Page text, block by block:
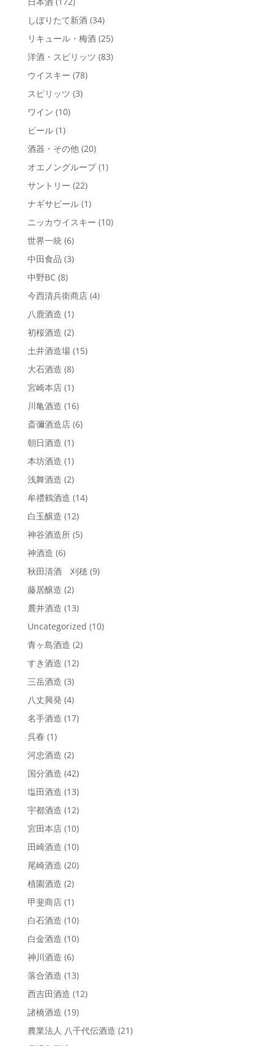
しぼりたて新酒 (34)
リキュール・梅酒 (25)
洋酒・スピリッツ (83)
ウイスキー (78)
スピリッツ (3)
ワイン (10)
ビール (1)
酒器・その他 (20)
オエノングループ (1)
サントリー (22)
ナギサビール (1)
ニッカウイスキー (10)
世界一統 (6)
中田食品 (3)
中野BC (8)
今西清兵衛商店 (4)
八鹿酒造 (1)
初桜酒造 (2)
土井酒造場 (15)
大石酒造 (8)
宮崎本店 (1)
川亀酒造 (16)
斎彌酒造店 (6)
朝日酒造 (1)
本坊酒造 (1)
浅舞酒造 (2)
牟禮鶴酒造 (14)
白玉醸造 (12)
神谷酒造所 (5)
神酒造 (6)
秋田清酒 刈穂 (9)
藤居醸造 (2)
麓井酒造 (13)
Uncategorized (10)
青ヶ島酒造 (2)
すき酒造 (12)
三岳酒造 (3)
八丈興発 (4)
名手酒造 (17)
呉春 (1)
河忠酒造 (2)
国分酒造 (42)
塩田酒造 (13)
宇都酒造 (12)
宮田本店 (10)
田崎酒造 (10)
尾崎酒造 (20)
植園酒造 (2)
甲斐商店 (1)
白石酒造 (10)
白金酒造 (10)
神川酒造 (6)
落合酒造 (13)
西吉田酒造 (12)
諸橋酒造 (19)
農業法人 八千代伝酒造 (21)